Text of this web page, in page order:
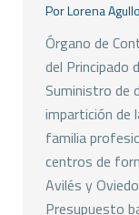
PorLorena Agullo
Órgano de
del Principado
Suministro de
impartición de
familia
centros de
Avilés y
Presupuesto